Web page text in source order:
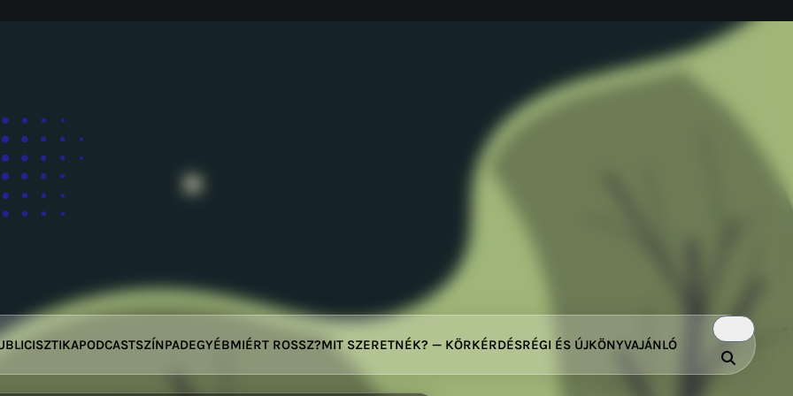
PODCASTSZÍNPADEGYÉBMIÉRT ROSSZ?MIT SZERETNÉK? — KÖRKÉRDÉSRÉGI ÉS ÚJKÖNYVAJÁNLÓ